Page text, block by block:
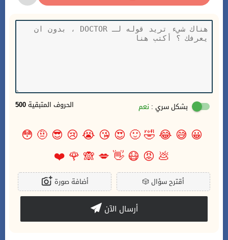
500 الحروف المتبقية بشكل سري : نعم
😀
😅
😂
🤣
🙂
😍
😘
😭
😢
😎
🤨
😳
💩
😡
😷
👋
💋
🙈
🌹
❤️
🎲أقترح سؤال أضافة صورة
أرسال الآن